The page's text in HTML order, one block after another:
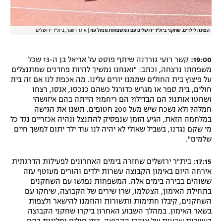
הפוגה לילדים. שחקני בית"ר ירושלים עם המשפחות מנחל עוז אתר רשמי, בית"ר ירושלים
19:00:
קשר רועי גורדנה שיתף פוסט על אריאל בן ה-13 שכל
משפחתו נרצחה, וכתב: "ואנחנו נמשיך להיות פחדנים שמתנצלים
על פיצוץ בית החולים שממנו יורים עלינו. מה אכפת לנו אם זה בית
חולים, בית ספר או מגרש כדורגל כשהם כנכסו, אנסו, רצחו
ושחטו אותנו? הם הבדילו? הם ריחמו? הייתה בהם איזושהי
חמלה? ולא נשכח שיש מעל 200 חטופים. תשנו את הגישה
במלחמה הזאת, הגיע הזמן שנפסיק להתנצל ונהיה אכזריים נגד כל
מי שקם נגדנו, בשביל שאולי לא יהיה לנו עוד ילד יתום למשך חיים
שלמים".
17:15: בית"ר ירושלים שחזרה בימים האחרונים לפעילות הדרגתית
אירחה היום באימון הקבוצה עשרות ילדים והורים מעוטף עזה
ששוהים בבירה בימים אלה. המשפחות נפגשו עם השחקנים
בתחילת האימון, הצטלמו, שרו שירים של הקבוצה, שיחקו עם
השחקנים, קיבלו חתימות ותשורות והוזמנו להישאר ולצפות
בשאר האימון. במהלך השבוע האחרון ביקרו שחקני הקבוצה